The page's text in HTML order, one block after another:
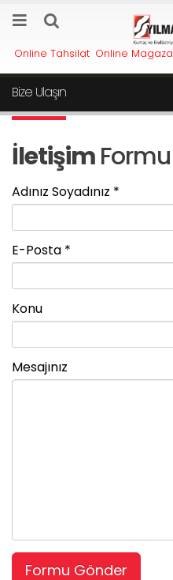
Online Tahsilat Online Magaza
Bize Ulaşın
İletişimFormu
Adınız Soyadınız *
E-Posta *
Konu
Mesajınız